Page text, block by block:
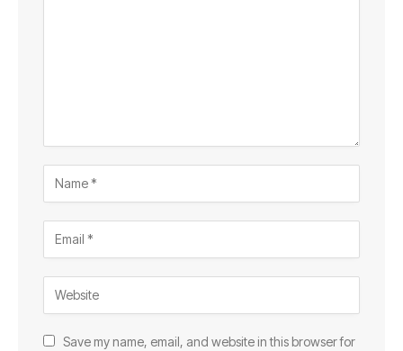
Save my name, email, and website in this browser for